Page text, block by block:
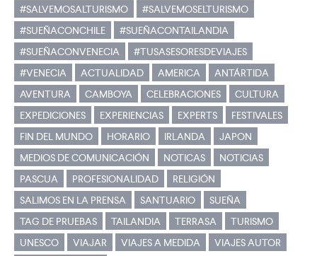
#SALVEMOSALTURISMO
#SALVEMOSELTURISMO
#SUEÑACONCHILE
#SUEÑACONTAILANDIA
#SUEÑACONVENECIA
#TUSASESORESDEVIAJES
#VENECIA
ACTUALIDAD AMERICA
ANTÁRTIDA
AVENTURA
CAMBOYA CELEBRACIONES
CULTURA
EXPEDICIONES
EXPERIENCIAS EXPERTS
FESTIVALES
FIN DEL MUNDO
HORARIO IRLANDA
JAPON
MEDIOS DE COMUNICACIÓN
NOTICAS
NOTICIAS
PASCUA
PROFESIONALIDAD
RELIGIÓN
SALIMOS EN LA PRENSA
SANTUARIO
SUEÑA
TAG DE PRUEBAS
TAILANDIA TERRASA
TURISMO
UNESCO
VIAJAR VIAJES A MEDIDA
VIAJES AUTOR